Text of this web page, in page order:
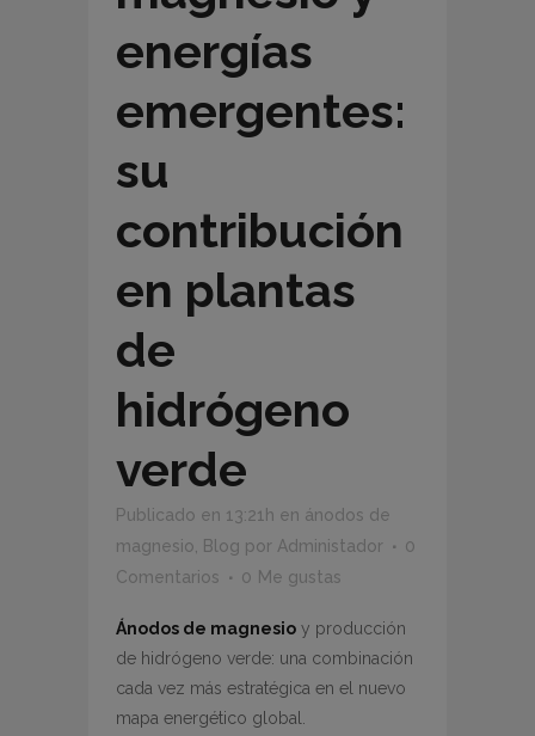
energías
emergentes:
su
contribución
en plantas
de
hidrógeno
verde
Publicado en 13:21h en ánodos de
magnesio Blog por Administador
0
Comentarios
0 Me gustas
Ánodos de magnesio y producción
de hidrógeno verde: una combinación
cada vez más estratégica en el nuevo
mapa energético global.